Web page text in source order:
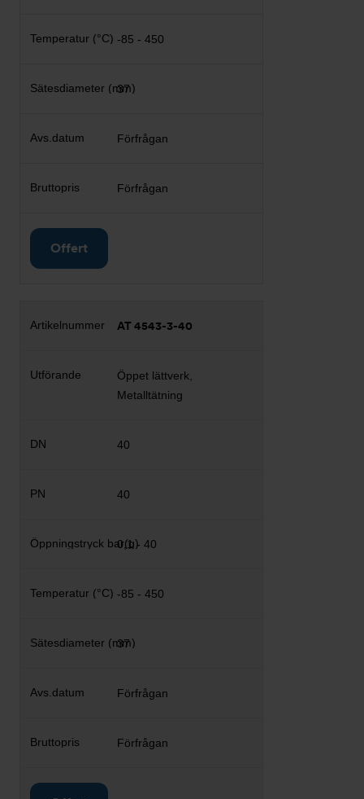
-85 - 450
37
Förfrågan
Förfrågan
Offert
AT 4543-3-40
Öppet lättverk,
Metalltätning
40
40
0,1 - 40
-85 - 450
37
Förfrågan
Förfrågan